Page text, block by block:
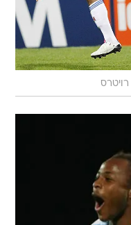
רויטרס